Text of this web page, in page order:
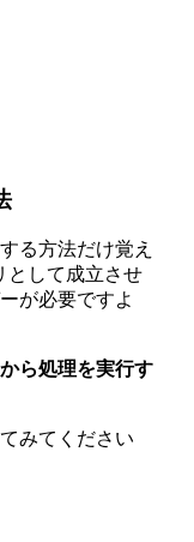
る方法だけ覚え
として成立させ
が必要ですよ
ら処理を実行す
みてください